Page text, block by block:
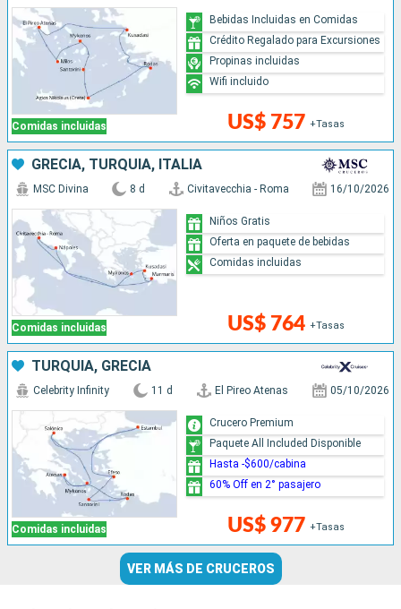
Comidas incluidas US$ 757 +Tasas
Bebidas Incluidas en Comidas
Crédito Regalado para Excursiones
Propinas incluidas
Wifi incluido
GRECIA, TURQUÍA, ITALIA
Comidas incluidas
MSC Divina 8 d Civitavecchia - Roma 16/10/2026
US$ 764 +Tasas
Niños Gratis
Oferta en paquete de bebidas
Comidas incluidas
TURQUÍA, GRECIA
Comidas incluidas
Celebrity Infinity 11 d El Pireo Atenas 05/10/2026
US$ 977 +Tasas
Crucero Premium
Paquete All Included Disponible
Hasta -$600/cabina
60% Off en 2° pasajero
VER MÁS DE CRUCEROS